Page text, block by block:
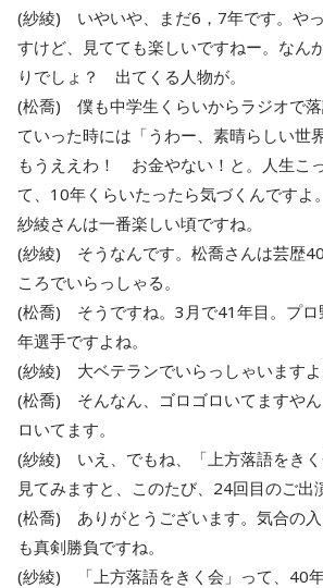
(紗綾) いやいや、まだ6，7年です。や
すけど、見てても楽しいですねー。なん
りでしょ？ 出てくる人物が。
(松喬) 僕も中学生くらいからラジオで
ていった時には「うわー、素晴らしい世
もうええわ！ お金やない！と。人生こ
て、10年くらいたったら気づくんです
紗綾さんは一番楽しい頃ですね。
(紗綾) そうなんです。松喬さんは芸歴
ころでいらっしゃる。
(松喬) そうですね。3月で41年目。プロ
年選手ですよね。
(紗綾) 大ベテランでいらっしゃいますよ
(松喬) そんなん、ゴロゴロいてますや
ロいてます。
(紗綾) いえ、でもね、「上方落語をき
見てみますと、このたび、24回目のご出
(松喬) ありがとうございます。気合の
も真剣勝負ですね。
(紗綾) 「上方落語をきく会」って、40